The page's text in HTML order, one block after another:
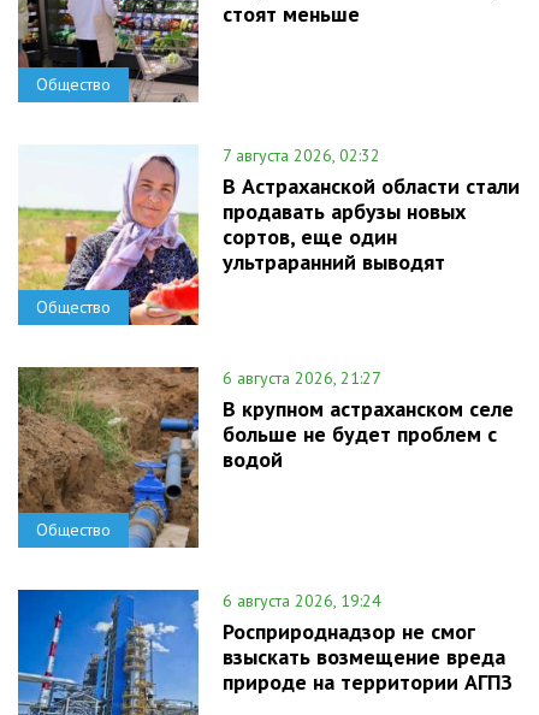
Общество
стоят меньше
Общество
7 августа 2026, 02:32
В Астраханской области стали
продавать арбузы новых
сортов, еще один
ультраранний выводят
Общество
6 августа 2026, 21:27
В крупном астраханском селе
больше не будет проблем с
водой
6 августа 2026, 19:24
Росприроднадзор не смог
взыскать возмещение вреда
природе на территории АГПЗ